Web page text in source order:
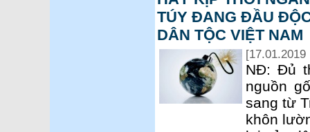
TÚY ĐANG ĐẦU
DÂN TỘC VIỆT NAM
[17.01.2019
NĐ: Đủ
nguồn
sang từ
khôn